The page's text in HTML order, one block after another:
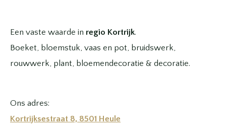
Een vaste waarde in regio Kortrijk.
Boeket, bloemstuk, vaas en pot, bruidswerk,
rouwwerk, plant, bloemendecoratie & decoratie.
Ons adres:
Kortrijksestraat 8, 8501 Heule